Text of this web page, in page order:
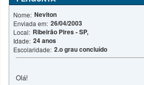
Nome: Neviton
Enviada em: 26/04/2003
Local: Ribeirão Pires - SP,
Idade: 24 anos
Escolaridade: 2.o grau concluído
Olá!